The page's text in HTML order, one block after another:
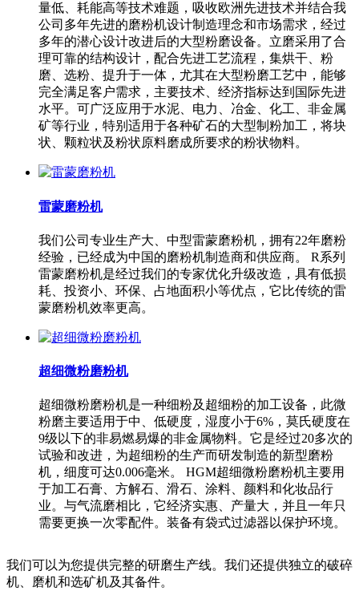
量低、耗能高等技术难题，吸收欧洲先进技术并结合我
公司多年先进的磨粉机设计制造理念和市场需求，经过
多年的潜心设计改进后的大型粉磨设备。立磨采用了合
理可靠的结构设计，配合先进工艺流程，集烘干、粉
磨、选粉、提升于一体，尤其在大型粉磨工艺中，能够
完全满足客户需求，主要技术、经济指标达到国际先进
水平。可广泛应用于水泥、电力、冶金、化工、非金属
矿等行业，特别适用于各种矿石的大型制粉加工，将块
状、颗粒状及粉状原料磨成所要求的粉状物料。
雷蒙磨粉机
我们公司专业生产大、中型雷蒙磨粉机，拥有22年磨粉
经验，已经成为中国的磨粉机制造商和供应商。 R系列
雷蒙磨粉机是经过我们的专家优化升级改造，具有低损
耗、投资小、环保、占地面积小等优点，它比传统的雷
蒙磨粉机效率更高。
超细微粉磨粉机
超细微粉磨粉机是一种细粉及超细粉的加工设备，此微
粉磨主要适用于中、低硬度，湿度小于6%，莫氏硬度在
9级以下的非易燃易爆的非金属物料。它是经过20多次的
试验和改进，为超细粉的生产而研发制造的新型磨粉
机，细度可达0.006毫米。 HGM超细微粉磨粉机主要用
于加工石膏、方解石、滑石、涂料、颜料和化妆品行
业。与气流磨相比，它经济实惠、产量大，并且一年只
需要更换一次零配件。装备有袋式过滤器以保护环境。
我们可以为您提供完整的研磨生产线。我们还提供独立的破碎
机、磨机和选矿机及其备件。